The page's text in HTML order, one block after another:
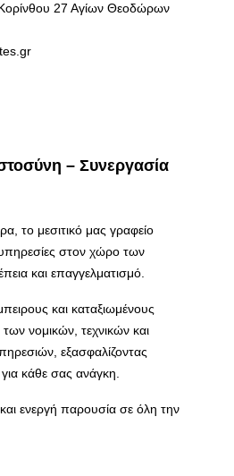
27 Αγίων Θεοδώρων
– Συνεργασία
το μεσιτικό μας γραφείο
στον χώρο των
και επαγγελματισμό.
και καταξιωμένους
νομικών, τεχνικών και
εξασφαλίζοντας
κάθε σας ανάγκη.
ενεργή παρουσία σε όλη την